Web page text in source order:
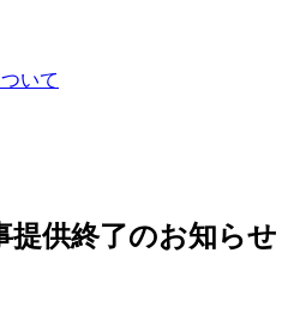
いて
提供終了のお知らせ